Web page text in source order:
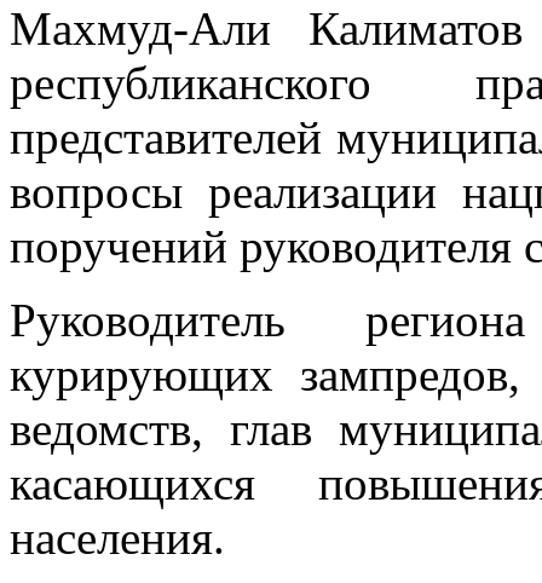
Махмуд-Али
республиканского
представителей
вопросы реализации
поручений руководителя
Руководитель
курирующих зампредов,
ведомств, глав
касающихся
населения.